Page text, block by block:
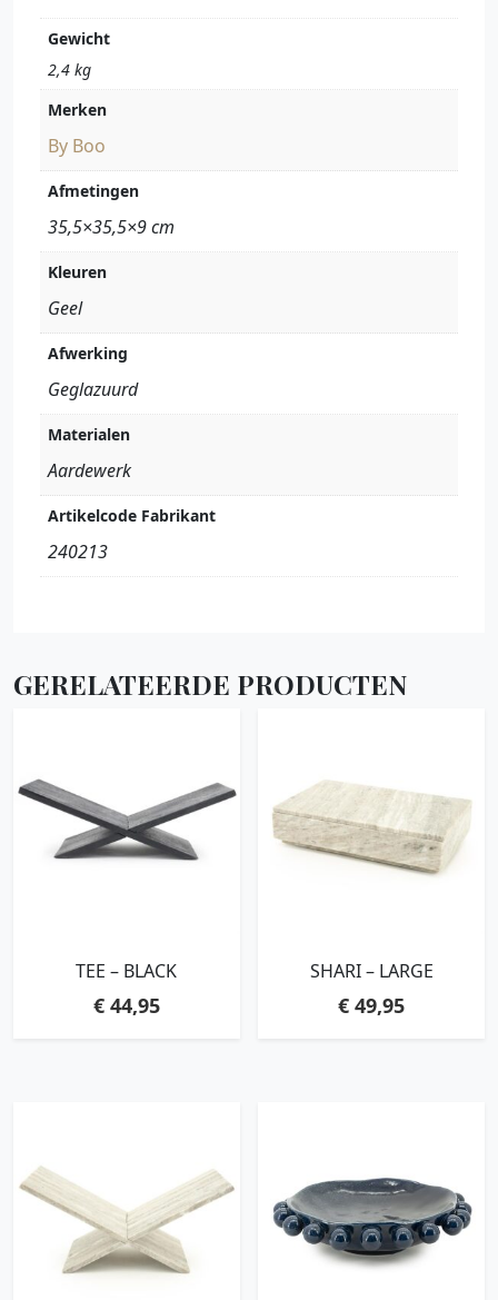
Gewicht
2,4 kg
Merken
By Boo
Afmetingen
35,5×35,5×9 cm
Kleuren
Geel
Afwerking
Geglazuurd
Materialen
Aardewerk
Artikelcode Fabrikant
240213
GERELATEERDE PRODUCTEN
TEE – BLACK
€44,95
SHARI – LARGE
€ 49,95